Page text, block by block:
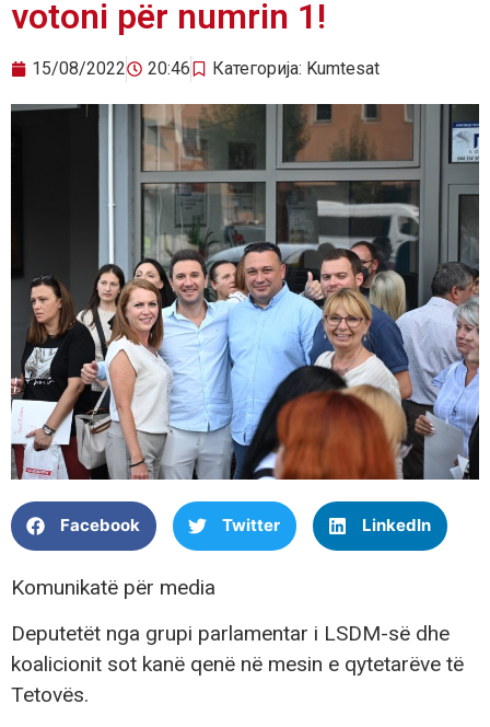
votoni për numrin 1!
15/08/2022 20:46 Категорија: Kumtesat
Facebook Twitter LinkedIn
Komunikatë për media
Deputetët nga grupi parlamentar i LSDM-së dhe
koalicionit sot kanë qenë në mesin e qytetarëve të
Tetovës.